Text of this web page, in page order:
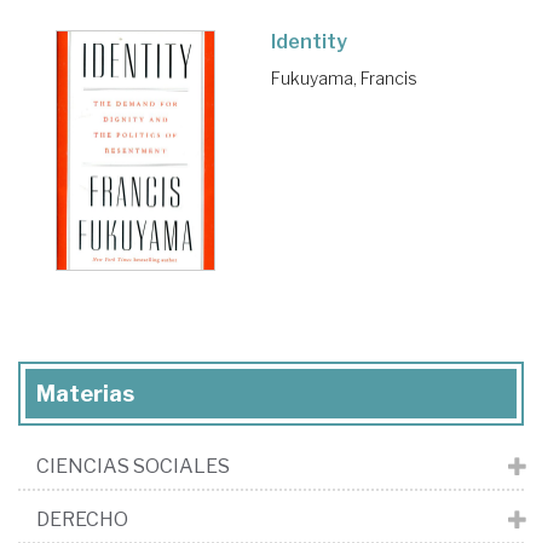
Identity
Fukuyama, Francis
Materias
CIENCIAS SOCIALES
DERECHO